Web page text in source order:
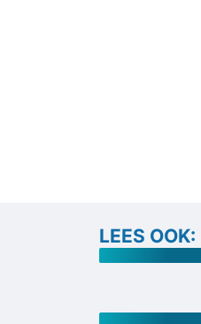
LEES OOK: